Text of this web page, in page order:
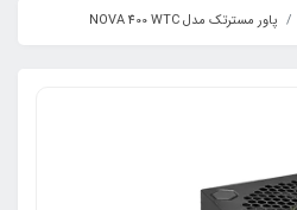
پاور مسترتک مدل NOVA 400 WTC